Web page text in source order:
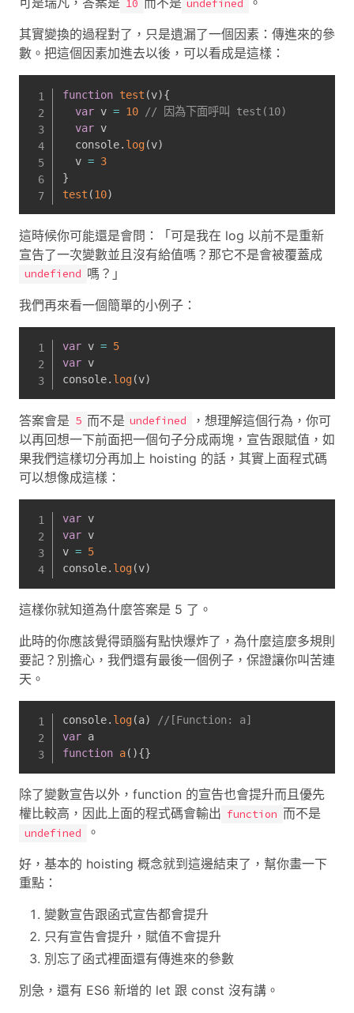
10 undefined
其實變換的過程對了，只是遺漏了一個因素：傳進來的參
數。把這個因素加進去以後，可以看成是這樣：
function test (v){
var v = 10
// 因為下面呼叫 test(10)
var v
  console
. log(v)
  v
= 3
}
test (10)
這時候你可能還是會問：「可是我在 log 以前不是重新
宣告了一次變數並且沒有給值嗎？那它不是會被覆蓋成
undefiend 嗎？」
我們再來看一個簡單的小例子：
var v = 5
var v
console. log(v)
答案會是 5 而不是 undefined
，想理解這個行為，你可
以再回想一下前面把一個句子分成兩塊，宣告跟賦值，如
果我們這樣切分再加上 hoisting 的話，其實上面程式碼
可以想像成這樣：
var
v
var v
v = 5
console. log(v)
這樣你就知道為什麼答案是 5 了。
此時的你應該覺得頭腦有點快爆炸了，為什麼這麼多規則
要記？別擔心，我們還有最後一個例子，保證讓你叫苦連
天。
console. log(a)
//[Function: a]
var
a
function a( ){}
除了變數宣告以外，function 的宣告也會提升而且優先
權比較高，因此上面的程式碼會輸出 function 而不是
undefined
。
好，基本的 hoisting 概念就到這邊結束了，幫你畫一下
重點：
變數宣告跟函式宣告都會提升
只有宣告會提升，賦值不會提升
別忘了函式裡面還有傳進來的參數
別急，還有 ES6 新增的 let 跟 const 沒有講。